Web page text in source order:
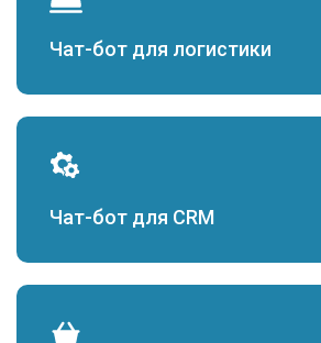
Чат-бот для логистики
Чат-бот для CRM